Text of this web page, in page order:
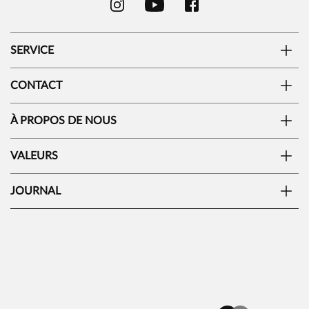
SERVICE
CONTACT
À PROPOS DE NOUS
VALEURS
JOURNAL